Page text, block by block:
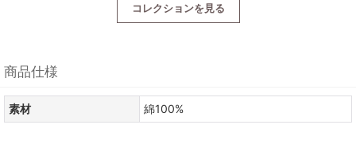
コレクションを見る
商品仕様
素材 綿100%